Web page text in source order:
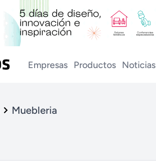
Empresas Productos Noticias
Muebleria